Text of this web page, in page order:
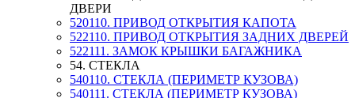
ДВЕРИ
520110. ПРИВОД ОТКРЫТИЯ КАПОТА
522110. ПРИВОД ОТКРЫТИЯ ЗАДНИХ ДВЕРЕЙ
522111. ЗАМОК КРЫШКИ БАГАЖНИКА
54. СТЕКЛА
540110. СТЕКЛА (ПЕРИМЕТР КУЗОВА)
540111. СТЕКЛА (ПЕРИМЕТР КУЗОВА)